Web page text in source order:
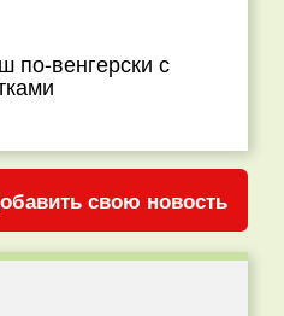
по-венгерски с
свою новость